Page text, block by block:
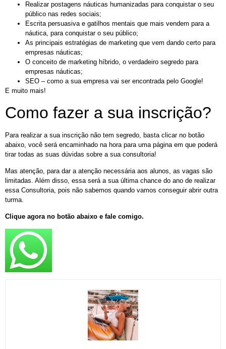
Realizar postagens náuticas humanizadas para conquistar o seu
público nas redes sociais;
Escrita persuasiva e gatilhos mentais que mais vendem para a
náutica, para conquistar o seu público;
As principais estratégias de marketing que vem dando certo para
empresas náuticas;
O conceito de marketing híbrido, o verdadeiro segredo para
empresas náuticas;
SEO – como a sua empresa vai ser encontrada pelo Google!
E muito mais!
Como fazer a sua inscrição?
Para realizar a sua inscrição não tem segredo, basta clicar no botão
abaixo, você será encaminhado na hora para uma página em que poderá
tirar todas as suas dúvidas sobre a sua consultoria!
Mas atenção, para dar a atenção necessária aos alunos, as vagas são
limitadas. Além disso, essa será a sua última chance do ano de realizar
essa Consultoria, pois não sabemos quando vamos conseguir abrir outra
turma.
Clique agora no botão abaixo e fale comigo.